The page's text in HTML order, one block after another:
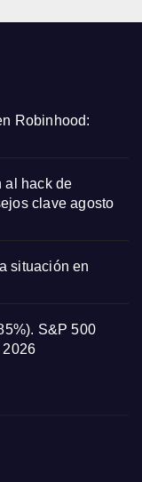
Robinhood:
al hack de
clave agosto
situación en
S&P 500
2026